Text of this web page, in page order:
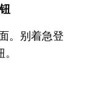
。别着急登